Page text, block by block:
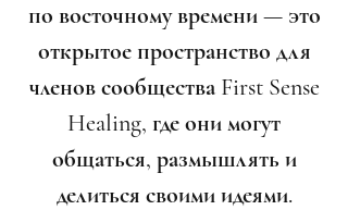
по восточному времени — это
открытое пространство для
членов сообщества First Sense
Healing, где они могут
общаться, размышлять и
делиться своими идеями.